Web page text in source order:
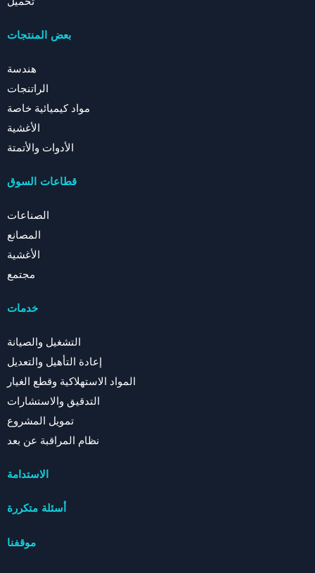
بعض المنتجات
هندسة
الراتنجات
مواد كيميائية خاصة
الأغشية
الأدوات والأتمتة
قطاعات السوق
الصناعات
المصانع
الأغشية
مجتمع
خدمات
التشغيل والصيانة
إعادة التأهيل والتعديل
المواد الاستهلاكية وقطع الغيار
التدقيق والاستشارات
تمويل المشروع
نظام المراقبة عن بعد
الاستدامة
أسئلة متكررة
موقفنا